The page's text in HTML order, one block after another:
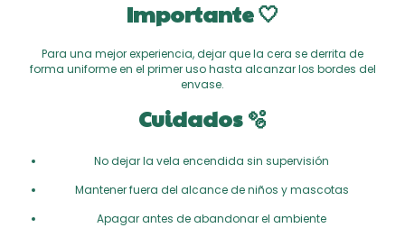
Importante 🤍
Para una mejor experiencia, dejar que la cera se derrita de
forma uniforme en el primer uso hasta alcanzar los bordes del
envase.
Cuidados 🫧
No dejar la vela encendida sin supervisión
Mantener fuera del alcance de niños y mascotas
Apagar antes de abandonar el ambiente